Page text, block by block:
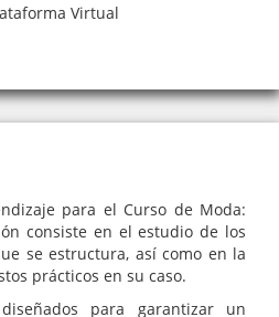
Virtual
para el Curso de Moda:
consiste en el estudio de los
se estructura, así como en la
prácticos en su caso.
para garantizar un